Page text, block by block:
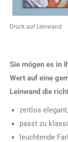
Druck auf Leinwand
Sie mögen es in
Wert auf eine
Leinwand die
zeitlos
passt zu
leuchtende